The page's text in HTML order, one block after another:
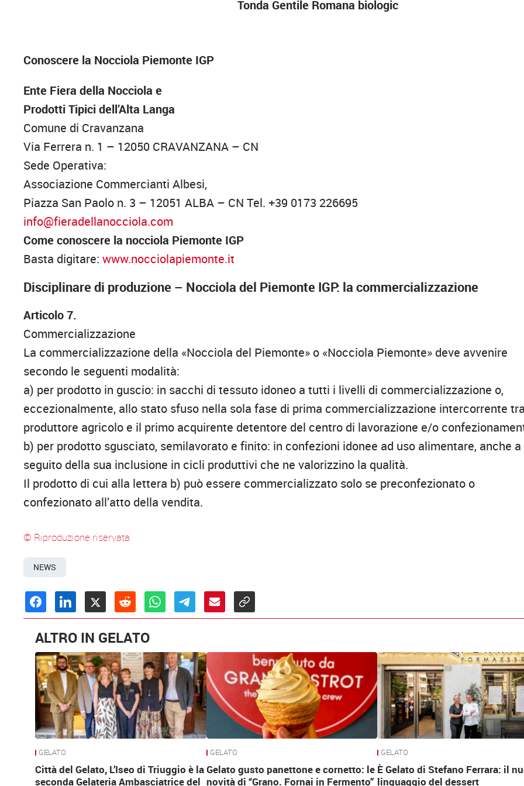
Tonda Gentile Romana biologic
Conoscere la Nocciola Piemonte IGP
Ente Fiera della Nocciola e
Prodotti Tipici dell’Alta Langa
Comune di Cravanzana
Via Ferrera n. 1 – 12050 CRAVANZANA – CN
Sede Operativa:
Associazione Commercianti Albesi,
Piazza San Paolo n. 3 – 12051 ALBA – CN Tel. +39 0173 226695
info@fieradellanocciola.com
Come conoscere la nocciola Piemonte IGP
Basta digitare:www.nocciolapiemonte.it
Disciplinare di produzione – Nocciola del Piemonte IGP: la commercializzazione
Articolo 7.
Commercializzazione
La commercializzazione della «Nocciola del Piemonte» o «Nocciola Piemonte» deve avvenire
secondo le seguenti modalità:
a) per prodotto in guscio: in sacchi di tessuto idoneo a tutti i livelli di commercializzazione o,
eccezionalmente, allo stato sfuso nella sola fase di prima commercializzazione intercorrente
produttore agricolo e il primo acquirente detentore del centro di lavorazione e/o
b) per prodotto sgusciato, semilavorato e finito: in confezioni idonee ad uso alimentare, anche a
seguito della sua inclusione in cicli produttivi che ne valorizzino la qualità.
Il prodotto di cui alla lettera b) può essere commercializzato solo se preconfezionato o
confezionato all’atto della vendita.
© Riproduzione riservata
NEWS
ALTRO IN GELATO
GELATO
Città del Gelato, L’Iseo di Triuggio è la
seconda Gelateria Ambasciatrice del
GELATO
Gelato gusto panettone e cornetto: le
novità di “Grano. Fornai in Fermento”
GELATO
È Gelato di Stefano Ferrara: il
linguaggio del dessert